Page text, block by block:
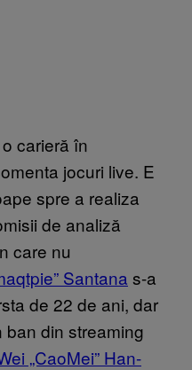
carieră în
jocuri live. E
spre a realiza
de analiză
care nu
Santana s-a
de 22 de ani, dar
ban din streaming
„CaoMei” Han-